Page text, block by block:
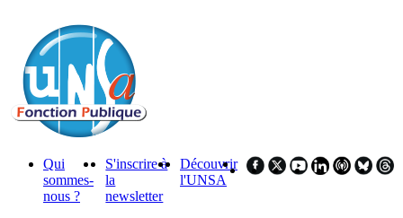
Qui
sommes-
nous ?
S'inscrire à
la
newsletter
Découvrir
l'UNSA